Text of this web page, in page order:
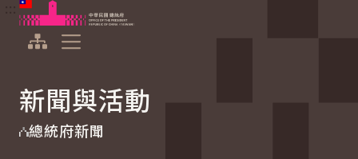
跳到主要內容
中華民國總統府
新聞與活動
總統府新聞